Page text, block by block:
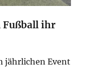
Fußball ihr
jährlichen Event